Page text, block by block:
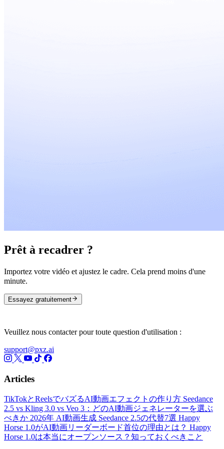
Prêt à recadrer ?
Importez votre vidéo et ajustez le cadre. Cela prend moins d'une
minute.
Essayez gratuitement
Veuillez nous contacter pour toute question d'utilisation :
support@pxz.ai
Articles
TikTokとReelsでバズるAI動画エフェクトの作り方 Seedance
2.5 vs Kling 3.0 vs Veo 3：どのAI動画ジェネレーターを選ぶ
べきか 2026年 AI動画生成 Seedance 2.5の代替7選 Happy
Horse 1.0がAI動画リーダーボード首位の理由とは？ Happy
Horse 1.0は本当にオープンソース？知っておくべきこと